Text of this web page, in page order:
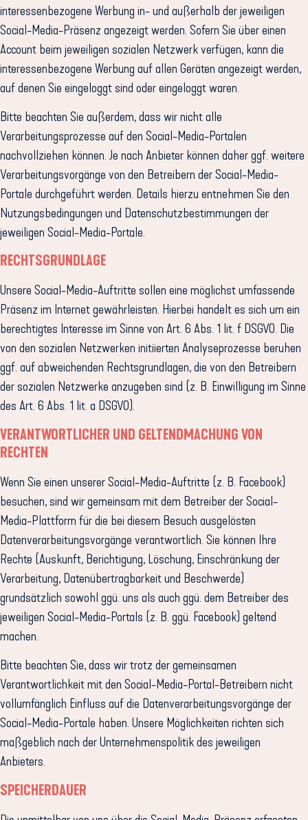
interessenbezogene Werbung in- und außerhalb der jeweiligen
Social-Media-Präsenz angezeigt werden. Sofern Sie über einen
Account beim jeweiligen sozialen Netzwerk verfügen, kann die
interessenbezogene Werbung auf allen Geräten angezeigt werden,
auf denen Sie eingeloggt sind oder eingeloggt waren.
Bitte beachten Sie außerdem, dass wir nicht alle
Verarbeitungsprozesse auf den Social-Media-Portalen
nachvollziehen können. Je nach Anbieter können daher ggf. weitere
Verarbeitungsvorgänge von den Betreibern der Social-Media-
Portale durchgeführt werden. Details hierzu entnehmen Sie den
Nutzungsbedingungen und Datenschutzbestimmungen der
jeweiligen Social-Media-Portale.
RECHTSGRUNDLAGE
Unsere Social-Media-Auftritte sollen eine möglichst umfassende
Präsenz im Internet gewährleisten. Hierbei handelt es sich um ein
berechtigtes Interesse im Sinne von Art. 6 Abs. 1 lit. f DSGVO. Die
von den sozialen Netzwerken initiierten Analyseprozesse beruhen
ggf. auf abweichenden Rechtsgrundlagen, die von den Betreibern
der sozialen Netzwerke anzugeben sind (z. B. Einwilligung im Sinne
des Art. 6 Abs. 1 lit. a DSGVO).
VERANTWORTLICHER UND GELTENDMACHUNG VON
RECHTEN
Wenn Sie einen unserer Social-Media-Auftritte (z. B. Facebook)
besuchen, sind wir gemeinsam mit dem Betreiber der Social-
Media-Plattform für die bei diesem Besuch ausgelösten
Datenverarbeitungsvorgänge verantwortlich. Sie können Ihre
Rechte (Auskunft, Berichtigung, Löschung, Einschränkung der
Verarbeitung, Datenübertragbarkeit und Beschwerde)
grundsätzlich sowohl ggü. uns als auch ggü. dem Betreiber des
jeweiligen Social-Media-Portals (z. B. ggü. Facebook) geltend
machen.
Bitte beachten Sie, dass wir trotz der gemeinsamen
Verantwortlichkeit mit den Social-Media-Portal-Betreibern nicht
vollumfänglich Einfluss auf die Datenverarbeitungsvorgänge der
Social-Media-Portale haben. Unsere Möglichkeiten richten sich
maßgeblich nach der Unternehmenspolitik des jeweiligen
Anbieters.
SPEICHERDAUER